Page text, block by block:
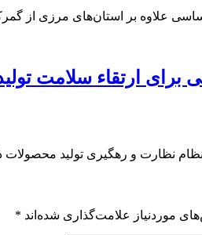
علاوه بر استان‌های مرزی از
برای ارتقاء سلامت
نظام نظارت و رهگیری تولید
موردنیاز علامت‌گذاری شده‌اند *